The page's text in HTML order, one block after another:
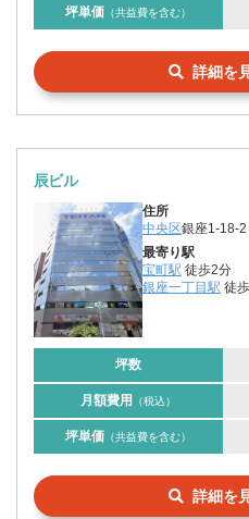
坪単価 （共益費を含む）
詳細を
辰ビル
住所
中央区銀座1-18-2
最寄り駅
宝町駅 徒歩2分
銀座一丁目駅 徒
坪数
月額費用 （税込）
坪単価 （共益費を含む）
詳細を